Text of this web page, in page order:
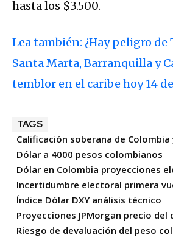
hasta los $3.500.
Lea también: ¿Hay peligro de
Santa Marta, Barranquilla y
temblor en el caribe hoy 14
TAGS
Calificación soberana de
Dólar a 4000 pesos colombianos
Dólar en Colombia proyecciones
Incertidumbre electoral primera
Índice Dólar DXY análisis técnico
Proyecciones JPMorgan precio del
Riesgo de devaluación del peso